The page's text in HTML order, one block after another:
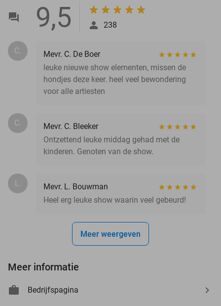
9,5 238
C.
Mevr. C. De Boer
leuke nieuwe show elementen, missen de
hondjes deze keer. heel veel bewondering
voor alle artiesten
C.
Mevr. C. Bleeker
Ontzettend leuke middag gehad met de
kinderen. Genoten van de show.
L.
Mevr. L. Bouwman
Heel erg leuke show waarin veel gebeurd!
Meer weergeven
Meer informatie
Bedrijfspagina